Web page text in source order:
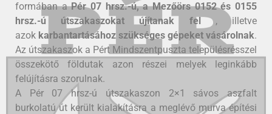
formában aPér 07 hrsz.-ú, a Mezőörs 0152 és 0155
hrsz.-ú útszakaszokat újítanak fel , illetve
azok karbantartásához szükséges gépeket vásárolnak.
Az útszakaszok a Pért Mindszentpuszta településrésszel
összekötő földutak azon részei melyek leginkább
felújításra szorulnak.
A Pér 07 hrsz-ú útszakaszon 2×1 sávos aszfalt
burkolatú út került kialakításra a meglévő murva építési